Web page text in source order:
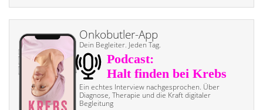
Onkobutler-App
Dein Begleiter. Jeden Tag.
Ein echtes Interview nach­gesprochen. Über
Diagnose, Therapie und die Kraft digitaler
Begleitung